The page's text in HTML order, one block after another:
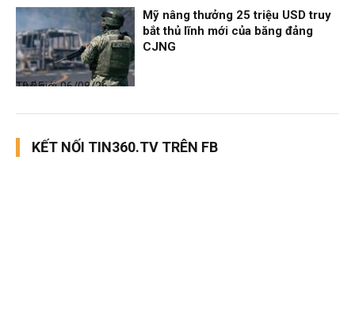
Thế giới
06/08/26, 19:05
Mỹ nâng thưởng 25 triệu USD truy
bắt thủ lĩnh mới của băng đảng
CJNG
KẾT NỐI TIN360.TV TRÊN FB